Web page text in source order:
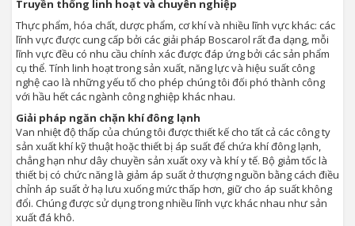
Truyền thống linh hoạt và chuyên nghiệp
Thực phẩm, hóa chất, dược phẩm, cơ khí và nhiều lĩnh vực khác: các
lĩnh vực được cung cấp bởi các giải pháp Boscarol rất đa dạng, mỗi
lĩnh vực đều có nhu cầu chính xác được đáp ứng bởi các sản phẩm
cụ thể. Tính linh hoạt trong sản xuất, năng lực và hiệu suất công
nghệ cao là những yếu tố cho phép chúng tôi đối phó thành công
với hầu hết các ngành công nghiệp khác nhau.
Giải pháp ngăn chặn khí đông lạnh
Van nhiệt độ thấp của chúng tôi được thiết kế cho tất cả các công ty
sản xuất khí kỹ thuật hoặc thiết bị áp suất để chứa khí đông lạnh,
chẳng hạn như dây chuyền sản xuất oxy và khí y tế. Bộ giảm tốc là
thiết bị có chức năng là giảm áp suất ở thượng nguồn bằng cách điều
chỉnh áp suất ở hạ lưu xuống mức thấp hơn, giữ cho áp suất không
đổi. Chúng được sử dụng trong nhiều lĩnh vực khác nhau như sản
xuất đá khô.